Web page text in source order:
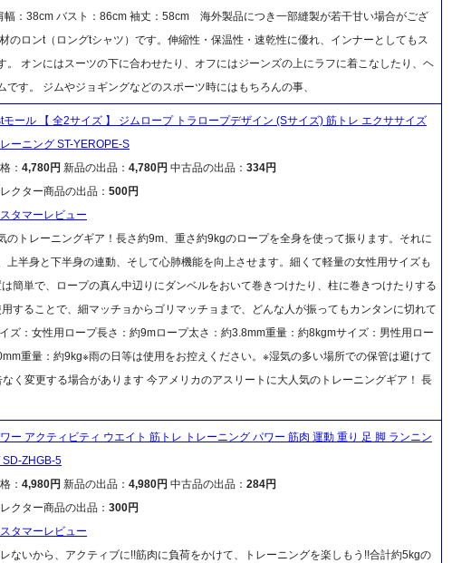
幅：38cm バスト：86cm 袖丈：58cm 海外製品につき一部縫製が若干甘い場合がござ
のロンt（ロングtシャツ）です。伸縮性・保温性・速乾性に優れ、インナーとしてもス
。 オンにはスーツの下に合わせたり、オフにはジーンズの上にラフに着こなしたり、ヘ
です。 ジムやジョギングなどのスポーツ時にはもちろんの事、
モール 【 全2サイズ 】 ジムロープ トラロープデザイン (Sサイズ) 筋トレ エクササイズ
レーニング ST-YEROPE-S
： 4,780円 新品の出品： 4,780円 中古品の出品： 334円
クター商品の出品： 500円
タマーレビュー
のトレーニングギア！長さ約9m、重さ約9kgのロープを全身を使って振ります。それに
上半身と下半身の連動、そして心肺機能を向上させます。細くて軽量の女性用サイズも
簡単で、ロープの真ん中辺りにダンベルをおいて巻きつけたり、柱に巻きつけたりする
することで、細マッチョからゴリマッチョまで、どんな人が振ってもカンタンに切れて
ズ：女性用ロープ長さ：約9mロープ太さ：約3.8mm重量：約8kgmサイズ：男性用ロー
重量：約9kg※雨の日等は使用をお控えください。※湿気の多い場所での保管は避けて
く変更する場合があります 今アメリカのアスリートに大人気のトレーニングギア！ 長
ー アクティビティ ウエイト 筋トレ トレーニング パワー 筋肉 運動 重り 足 脚 ランニン
SD-ZHGB-5
： 4,980円 新品の出品： 4,980円 中古品の出品： 284円
クター商品の出品： 300円
タマーレビュー
ないから、アクティブに!!筋肉に負荷をかけて、トレーニングを楽しもう!!合計約5kgの